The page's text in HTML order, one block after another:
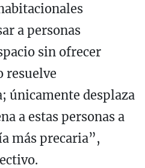
a personas
sin ofrecer
resuelve
únicamente desplaza
a estas personas a
más precaria”,